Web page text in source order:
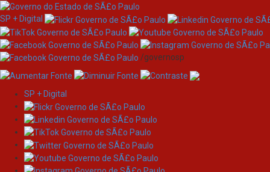
Skip
navigation
SP + Digital
/governosp
SP + Digital
Search